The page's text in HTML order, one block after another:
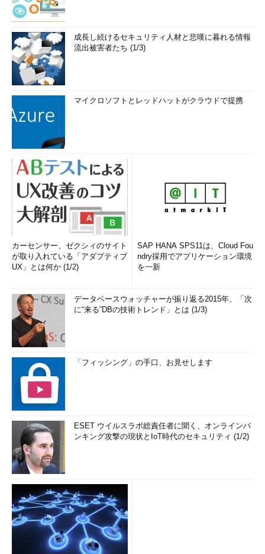
成長し続けるセキュリティ人材と悲嘆に暮れる情報
流出被害者たち (1/3)
マイクロソフトとレッドハットがクラウドで提携
カーセンサー、ゼクシィのサイト
が取り入れている「アダプティブ
UX」とは何か (1/2)
SAP HANA SPS11は、Cloud Fou
ndry採用でアプリケーション環境
を一新
データベースウォッチャーが振り返る2015年、「次
に“来る”DBの技術トレンド」とは (1/3)
「フィッシング」の手口、お見せします
ESET ウイルスラボ総責任者に聞く、オンラインバ
ンキング攻撃の現状とIoT時代のセキュリティ (1/2)